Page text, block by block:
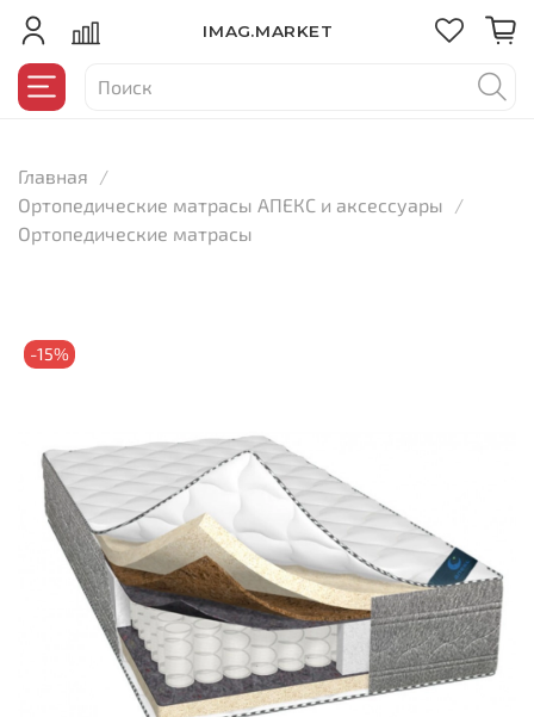
IMAG.MARKET
Главная
Ортопедические матрасы АПЕКС и аксессуары
Ортопедические матрасы
-15%